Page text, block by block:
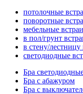
потолочные
поворотные
мебельные
в пол/грунт
в стену/
светодиодные
Бра
Бра с абажуром
Бра с